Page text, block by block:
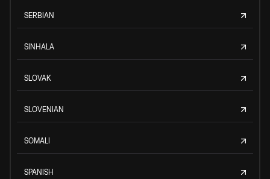
SERBIAN
SINHALA
SLOVAK
SLOVENIAN
SOMALI
SPANISH